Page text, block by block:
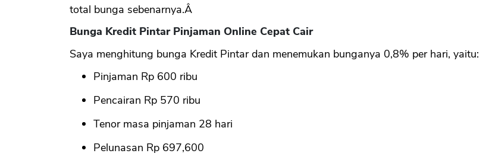
total bunga sebenarnya.Â
Bunga Kredit Pintar Pinjaman Online Cepat Cair
Saya menghitung bunga Kredit Pintar dan menemukan bunganya 0,8% per hari, yaitu:
Pinjaman Rp 600 ribu
Pencairan Rp 570 ribu
Tenor masa pinjaman 28 hari
Pelunasan Rp 697,600